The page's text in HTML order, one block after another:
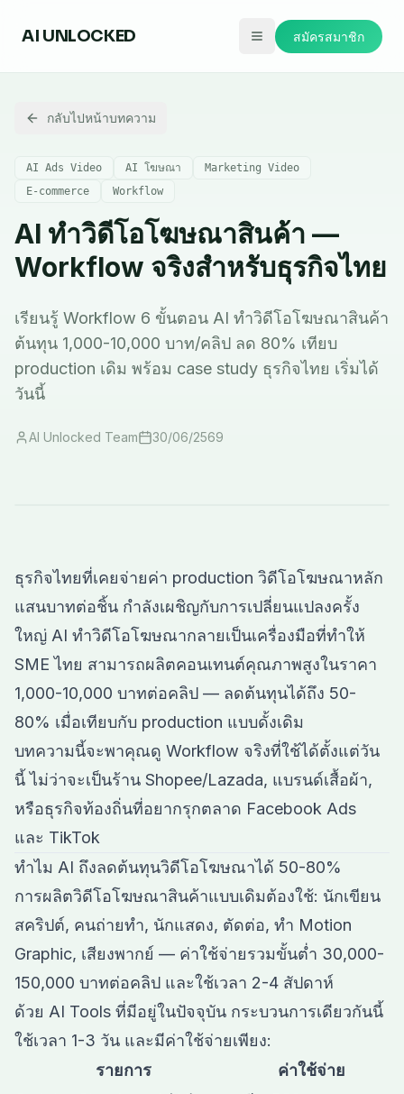
AI UNLOCKED สมัครสมาชิก
กลับไปหน้าบทความ
AI Ads Video AI โฆษณา
Marketing Video
E-commerce
Workflow
AI ทำวิดีโอโฆษณาสินค้า —
Workflow จริงสำหรับธุรกิจไทย
เรียนรู้ Workflow 6 ขั้นตอน AI ทำวิดีโอโฆษณาสินค้า
ต้นทุน 1,000-10,000 บาท/คลิป ลด 80% เทียบ
production เดิม พร้อม case study ธุรกิจไทย เริ่มได้
วันนี้
AI Unlocked Team 30/06/2569
ธุรกิจไทยที่เคยจ่ายค่า production วิดีโอโฆษณาหลัก
แสนบาทต่อชิ้น กำลังเผชิญกับการเปลี่ยนแปลงครั้ง
ใหญ่ AI ทำวิดีโอโฆษณากลายเป็นเครื่องมือที่ทำให้
SME ไทย สามารถผลิตคอนเทนต์คุณภาพสูงในราคา
1,000-10,000 บาทต่อคลิป — ลดต้นทุนได้ถึง 50-
80% เมื่อเทียบกับ production แบบดั้งเดิม
บทความนี้จะพาคุณดู Workflow จริงที่ใช้ได้ตั้งแต่วัน
นี้ ไม่ว่าจะเป็นร้าน Shopee/Lazada, แบรนด์เสื้อผ้า,
หรือธุรกิจท้องถิ่นที่อยากรุกตลาด Facebook Ads
และ TikTok
ทำไม AI ถึงลดต้นทุนวิดีโอโฆษณาได้ 50-80%
การผลิตวิดีโอโฆษณาสินค้าแบบเดิมต้องใช้: นักเขียน
สคริปต์, คนถ่ายทำ, นักแสดง, ตัดต่อ, ทำ Motion
Graphic, เสียงพากย์ — ค่าใช้จ่ายรวมขั้นต่ำ 30,000-
150,000 บาทต่อคลิป และใช้เวลา 2-4 สัปดาห์
ด้วย AI Tools ที่มีอยู่ในปัจจุบัน กระบวนการเดียวกันนี้
ใช้เวลา 1-3 วัน และมีค่าใช้จ่ายเพียง:
รายการ
ค่าใช้จ่าย